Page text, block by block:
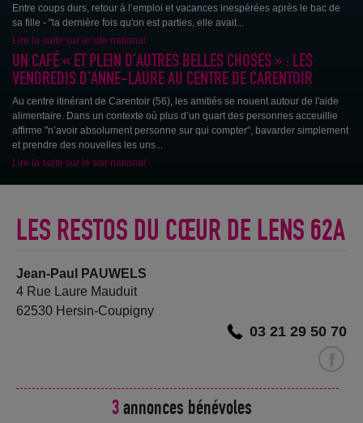
Ce week-end, les bénévoles des Restos du Cœur du Bassin Minier sont à
pied d’œuvre pour collecter les dons...
Entre coups durs, retour à l’emploi et vacances inespérées après le bac de
sa fille - "la dernière fois qu'on est parties, elle avait...
Lire la suite sur le site national
UN CAFÉ « ET PLEIN D’AUTRES BELLES CHOSES » : LES
VENDREDIS D’ANNE-LAURE AU CENTRE DE CARENTOIR
Au centre itinérant de Carentoir (56), les amitiés se nouent autour de l'aide
alimentaire. Dans un contexte où plus d’un quart des personnes acceuillie
affirme "n’avoir absolument personne sur qui compter", bavarder simplement
et prendre des nouvelles les uns...
Lire la suite sur le site national
LES RESTOS DU CŒUR DE LENS 62A
Jean-Paul PAUWELS
4 Rue Laure Mauduit
62530 Hersin-Coupigny
03 21 29 50 70
3annonces bénévoles